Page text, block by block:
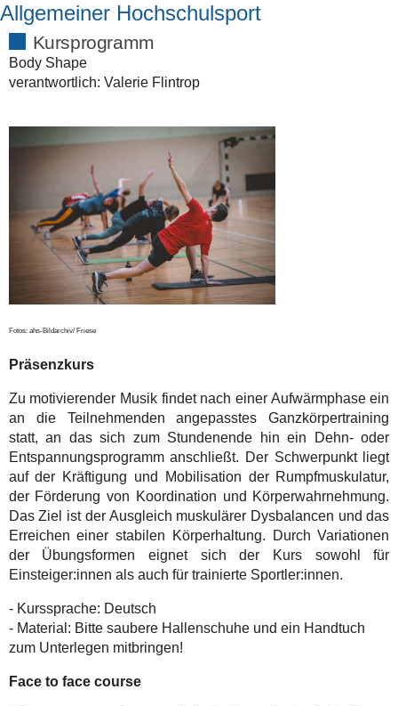
Allgemeiner Hochschulsport
Erweiterte
Suche…Kursprogramm
Body Shape
verantwortlich: Valerie Flintrop
Fotos: ahs-Bildarchiv/ Friese
Präsenzkurs
Zu motivierender Musik findet nach einer Aufwärmphase ein
an die Teilnehmenden angepasstes Ganzkörpertraining
statt, an das sich zum Stundenende hin ein Dehn- oder
Entspannungsprogramm anschließt. Der Schwerpunkt liegt
auf der Kräftigung und Mobilisation der Rumpfmuskulatur,
der Förderung von Koordination und Körperwahrnehmung.
Das Ziel ist der Ausgleich muskulärer Dysbalancen und das
Erreichen einer stabilen Körperhaltung. Durch Variationen
der Übungsformen eignet sich der Kurs sowohl für
Einsteiger:innen als auch für trainierte Sportler:innen.
- Kurssprache: Deutsch
- Material: Bitte saubere Hallenschuhe und ein Handtuch
zum Unterlegen mitbringen!
Face to face course